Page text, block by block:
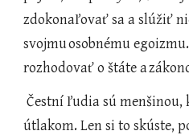
zdokonaľovať sa a slúžiť
svojmuosobnému
rozhodovať o štáte a
Čestní ľudia sú menšinou, ktorá trpí tým najväčším
útlakom. Len si to skúste,